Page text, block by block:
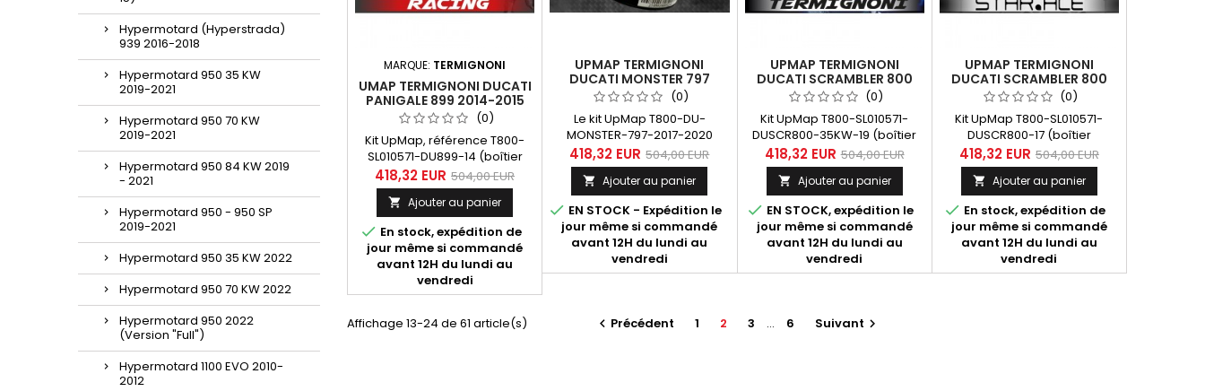
Hypermotard (Hyperstrada)
939 2016-2018
Hypermotard 950 35 KW
2019-2021
Hypermotard 950 70 KW
2019-2021
Hypermotard 950 84 KW 2019
- 2021
Hypermotard 950 - 950 SP
2019-2021
Hypermotard 950 35 KW 2022
Hypermotard 950 70 KW 2022
Hypermotard 950 2022
(Version "Full")
Hypermotard 1100 EVO 2010-
2012
MARQUE: TERMIGNONI
UMAP TERMIGNONI DUCATI
PANIGALE 899 2014-2015
(0)
Kit UpMap, référence T800-
SL010571-DU899-14 (boîtier
Bluetooth T800 + câblage)
pour Ducati Panigale 899 (14-
15). Dans "En savoir plus",
découvrez les différentes
maps disponibles en fonction
des configurations.
418,32 EUR 504,00 EUR
 Ajouter au panier
 En stock, expédition de
jour même si commandé
avant 12H du lundi au
vendredi
UPMAP TERMIGNONI
DUCATI MONSTER 797
2017-2020(0)
Le kit UpMap T800-DU-
MONSTER-797-2017-2020
(boîtier Bluetooth T800+
et câblage SL10571) destiné à
la Ducati Monster 797 année
2017 à 2020.
418,32 EUR 504,00 EUR
 Ajouter au panier
 EN STOCK - Expédition le
jour même si commandé
avant 12H du lundi au
vendredi
UPMAP TERMIGNONI
DUCATI SCRAMBLER 800
35KW 2019-2020
(0)
Kit UpMap T800-SL010571-
DUSCR800-35KW-19 (boîtier
Bluetooth T800 + câblage)
pour Ducati Scrambler 800 35
KW années 2019-2020. Dans
"En savoir plus", découvrez les
différentes cartographies
développée par les
spécialistes du départment
Upmap de Termignoni pour
96481401A) avec ou...
418,32 EUR 504,00 EUR
 Ajouter au panier
 EN STOCK, expédition le
jour même si commandé
avant 12H du lundi au
vendredi
UPMAP TERMIGNONI
DUCATI SCRAMBLER 800
2017-2018(0)
Kit UpMap T800-SL010571-
DUSCR800-17 (boîtier
Bluetooth T800 + câblage)
pour Ducati Scrambler 800
années 2017-2018. Dans "En
savoir plus", découvrez les
différentes cartographies
développée par les
spécialistes du départment
Upmap de Termignoni pour
418,32 EUR 504,00 EUR
 Ajouter au panier
 En stock, expédition de
jour même si commandé
avant 12H du lundi au
vendredi
Affichage 13-24 de 61 article(s)  Précédent 1 2 3 … 6 Suivant 